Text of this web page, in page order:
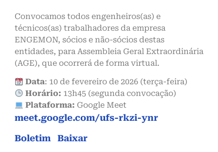
Convocamos todos engenheiros(as) e
técnicos(as) trabalhadores da empresa
ENGEMON, sócios e não-sócios destas
entidades, para Assembleia Geral Extraordinária
(AGE), que ocorrerá de forma virtual.
Data: 10 de fevereiro de 2026 (terça-feira)
Horário: 13h45 (segunda convocação)
Plataforma: Google Meet
meet.google.com/ufs-rkzi-ynr
Boletim
Baixar